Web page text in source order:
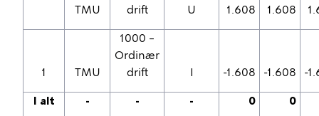
TMU
drift
U 1.608 1.608
1 TMU
1000 –
Ordinær
drift
I -1.608 -1.608 -
I alt - - - 0 0